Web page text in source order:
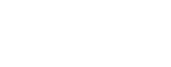
Materialien überzeugt.